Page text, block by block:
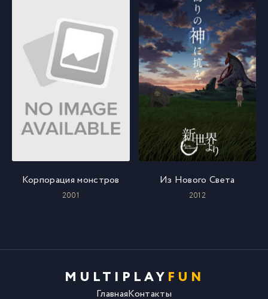
Корпорация монстров
2001
Из Нового Света
2012
MULTIPLAY FUN
ГлавнаяКонтакты